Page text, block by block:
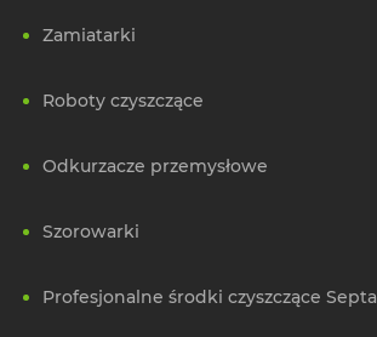
Zamiatarki
Roboty czyszczące
Odkurzacze przemysłowe
Szorowarki
Profesjonalne środki czyszczące Septa